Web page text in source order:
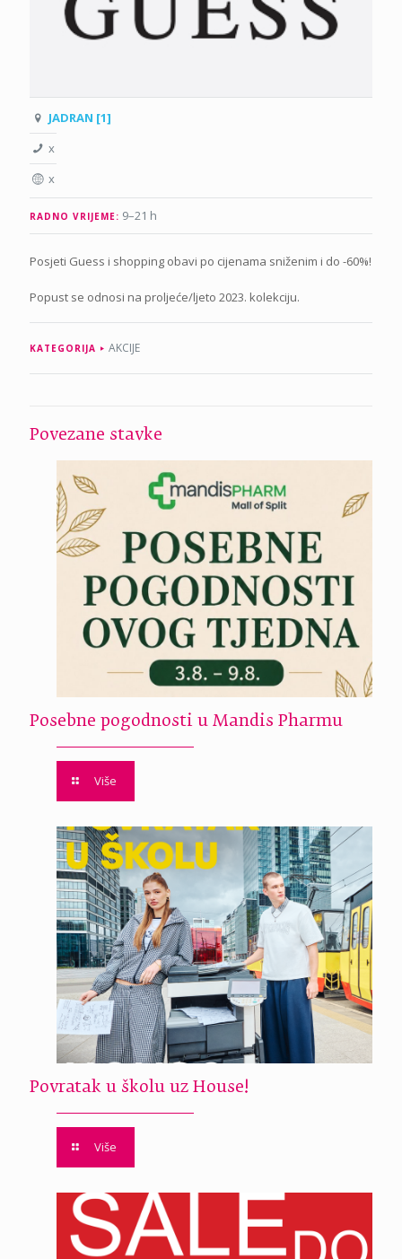
JADRAN [1]
x
x
RADNO VRIJEME: 9–21 h
Posjeti Guess i shopping obavi po cijenama sniženim i do -60%!
Popust se odnosi na proljeće/ljeto 2023. kolekciju.
KATEGORIJA AKCIJE
Povezane stavke
Posebne pogodnosti u Mandis Pharmu
Više
Povratak u školu uz House!
Više